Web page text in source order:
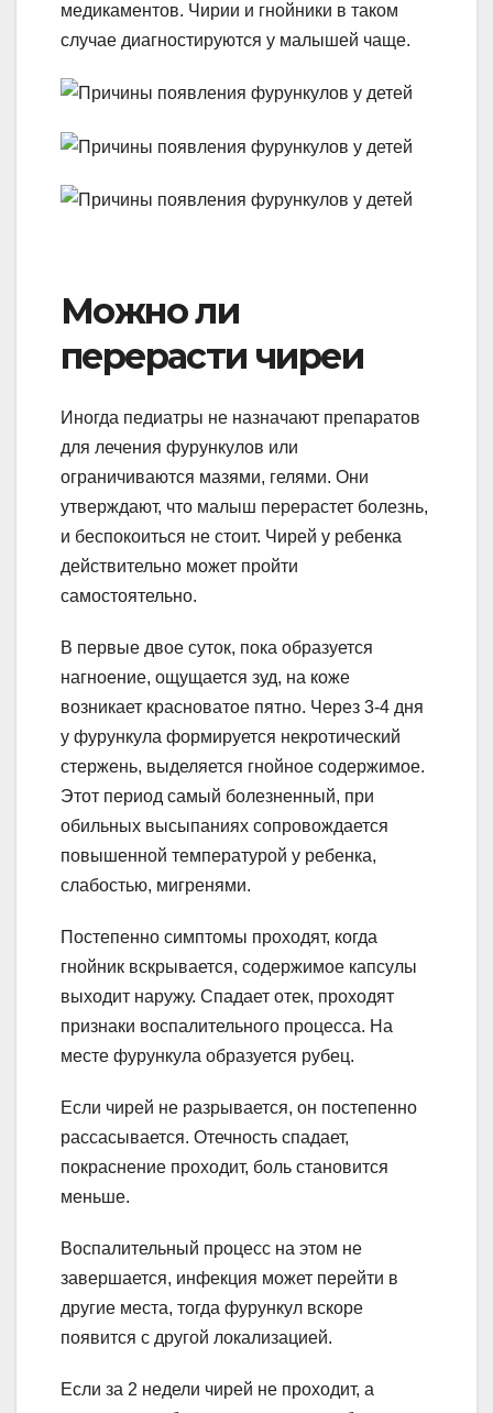
медикаментов. Чирии и гнойники в таком
случае диагностируются у малышей чаще.
Можно ли
перерасти чиреи
Иногда педиатры не назначают препаратов
для лечения фурункулов или
ограничиваются мазями, гелями. Они
утверждают, что малыш перерастет болезнь,
и беспокоиться не стоит. Чирей у ребенка
действительно может пройти
самостоятельно.
В первые двое суток, пока образуется
нагноение, ощущается зуд, на коже
возникает красноватое пятно. Через 3-4 дня
у фурункула формируется некротический
стержень, выделяется гнойное содержимое.
Этот период самый болезненный, при
обильных высыпаниях сопровождается
повышенной температурой у ребенка,
слабостью, мигренями.
Постепенно симптомы проходят, когда
гнойник вскрывается, содержимое капсулы
выходит наружу. Спадает отек, проходят
признаки воспалительного процесса. На
месте фурункула образуется рубец.
Если чирей не разрывается, он постепенно
рассасывается. Отечность спадает,
покраснение проходит, боль становится
меньше.
Воспалительный процесс на этом не
завершается, инфекция может перейти в
другие места, тогда фурункул вскоре
появится с другой локализацией.
Если за 2 недели чирей не проходит, а